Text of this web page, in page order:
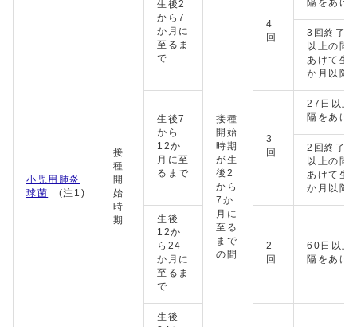
小児用肺炎
球菌
(注1)
接
種
開
始
時
期
生後2
から7
か月に
至るま
で
接種
開始
時期
が生
後2
から
7か
月に
至る
まで
の間
4
回
隔をあけ
3回終了
以上の間
あけて生
か月以降
生後7
から
12か
月に至
るまで
3
回
27日以上
隔をあけ
2回終了
以上の間
あけて生
か月以降
生後
12か
ら24
か月に
至るま
で
2
回
60日以上
隔をあけ
生後